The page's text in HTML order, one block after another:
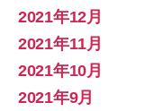
2021年12月
2021年11月
2021年10月
2021年9月